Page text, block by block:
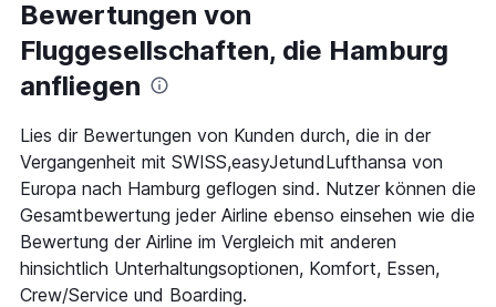
Range:
91
categories.
The
chart
1
Y
axis
displaying
values.
Range:
0
to
Bewertungen von
Fluggesellschaften, die Hamburg
anfliegen
Lies dir Bewertungen von Kunden durch, die in der
Vergangenheit mit SWISS,easyJetundLufthansa von
Europa nach Hamburg geflogen sind. Nutzer können die
Gesamtbewertung jeder Airline ebenso einsehen wie die
Bewertung der Airline im Vergleich mit anderen
hinsichtlich Unterhaltungsoptionen, Komfort, Essen,
Crew/Service und Boarding.